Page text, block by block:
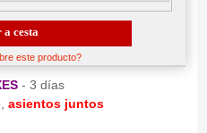
este producto?
- 3 días
asientos juntos